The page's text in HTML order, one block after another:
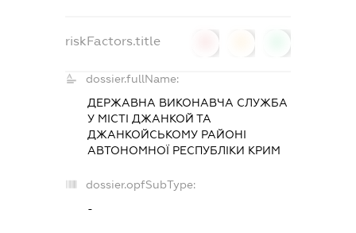
riskFactors.title
dossier.fullName:
ДЕРЖАВНА ВИКОНАВЧА СЛУЖБА
У МІСТІ ДЖАНКОЙ ТА
ДЖАНКОЙСЬКОМУ РАЙОНІ
АВТОНОМНОЇ РЕСПУБЛІКИ КРИМ
dossier.opfSubType:
-